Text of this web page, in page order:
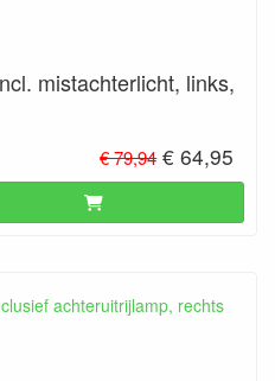
mistachterlicht, links,
€ 79,94 € 64,95